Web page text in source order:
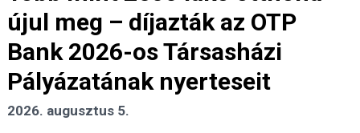
újul meg – díjazták az OTP
Bank 2026-os Társasházi
Pályázatának nyerteseit
2026. augusztus 5.